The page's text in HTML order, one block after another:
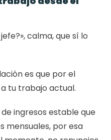
calma, que sí lo
es que por el
tu trabajo actual.
ingresos estable que
mensuales, por esa